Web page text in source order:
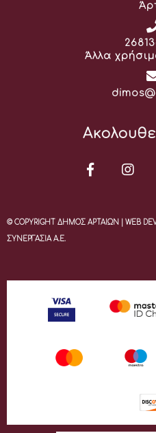
Άλλα
Email:
© COPYRIGHT ΔΗΜΟΣ ΑΡΤΑΙΩΝ | WEB
ΣΥΝΕΡΓΑΣΙΑ Α.Ε.